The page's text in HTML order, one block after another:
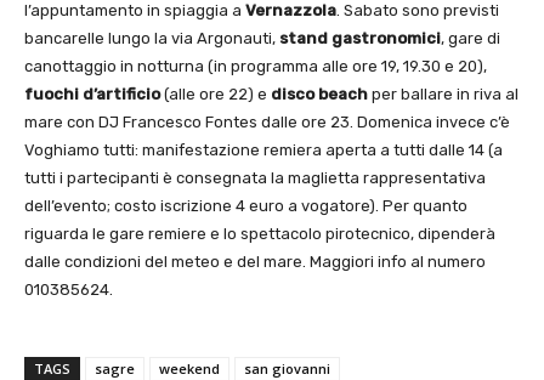
l’appuntamento in spiaggia a Vernazzola. Sabato sono previsti
bancarelle lungo la via Argonauti, stand gastronomici, gare di
canottaggio in notturna (in programma alle ore 19, 19.30 e 20),
fuochi d’artificio(alle ore 22) e disco beach per ballare in riva al
mare con DJ Francesco Fontes dalle ore 23. Domenica invece c’è
Voghiamo tutti: manifestazione remiera aperta a tutti dalle 14 (a
tutti i partecipanti è consegnata la maglietta rappresentativa
dell’evento; costo iscrizione 4 euro a vogatore). Per quanto
riguarda le gare remiere e lo spettacolo pirotecnico, dipenderà
dalle condizioni del meteo e del mare. Maggiori info al numero
010385624.
TAGS sagre weekend san giovanni